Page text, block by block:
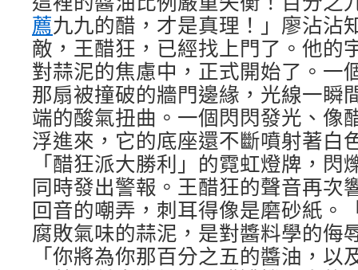
薦九九的醋，才是真理！」廖沾沾
敵，王醋狂，已經找上門了。他的
對蒜泥的焦慮中，正式開始了。一
那扇被撞破的牆門邊緣，光線一瞬
端的酸氣扭曲。一個閃閃發光、像
浮進來，它的底座還不斷噴射著白
「醋狂派大勝利」的霓虹燈牌，閃
同時發出警報。王醋狂的聲音再次
回音的嘲弄，刺耳得像是磨砂紙。
腐敗氣味的蒜泥，是對醬料學的侮
「你將為你那百分之五的醬油，以